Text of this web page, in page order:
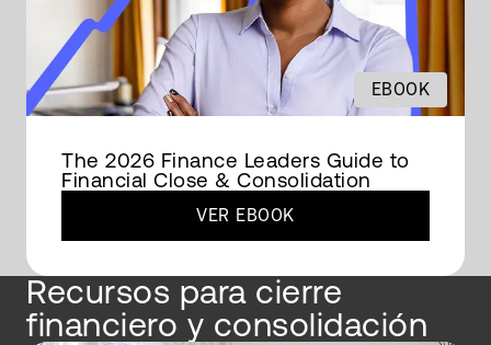
EBOOK
The 2026 Finance Leaders Guide to
Financial Close & Consolidation
VER EBOOK
Recursos para cierre
financiero y consolidación